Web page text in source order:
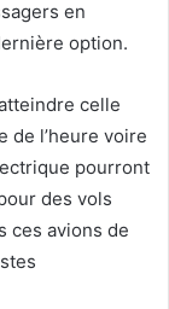
en
option.
celle
de l’heure voire
pourront
des vols
ces avions de